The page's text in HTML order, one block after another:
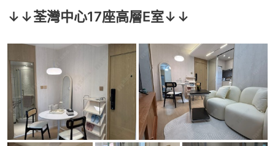
↓↓荃灣中心17座高層E室↓↓